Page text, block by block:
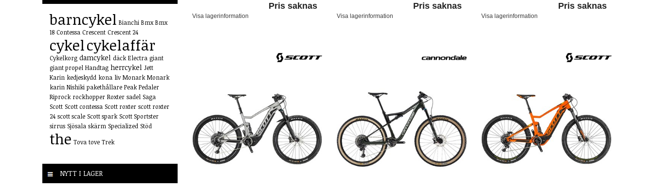
barncykel Bianchi Bmx Bmx
18 Contessa Crescent Crescent 24
cykelcykelaffär
Cykelkorg damcykel däck Electra giant
giant propel Handtag herrcykel Jett
Karin kedjeskydd kona liv Monark Monark
karin Nishiki pakethållare Peak Pedaler
Riprock rockhopper Roxter sadel Saga
Scott Scott contessa Scott roxter scott roxter
24 scott scale Scott spark Scott Sportster
sirrus Sjösala skärm Specialized Stöd
the Tova tove Trek
NYTT I LAGER
Pris saknas
Visa lagerinformation
Pris saknas
Visa lagerinformation
Pris saknas
Visa lagerinformation